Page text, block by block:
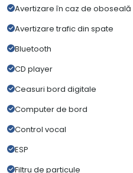
Avertizare în caz de oboseală
Avertizare trafic din spate
Bluetooth
CD player
Ceasuri bord digitale
Computer de bord
Control vocal
ESP
Filtru de particule